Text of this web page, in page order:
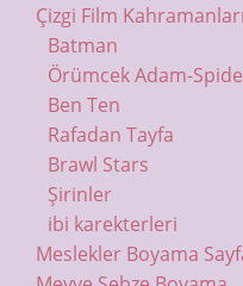
Çizgi Film
Batman
Örümcek Adam-
Ben Ten
Rafadan Tayfa
Brawl Stars
Şirinler
ibi karekterleri
Meslekler Boyama